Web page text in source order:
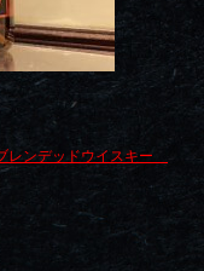
レンデッドウイスキー